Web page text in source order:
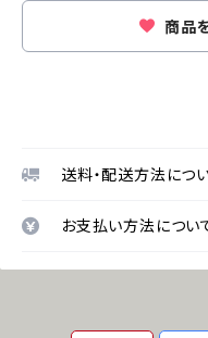
商品
送料・配送方法につ
お支払い方法につい